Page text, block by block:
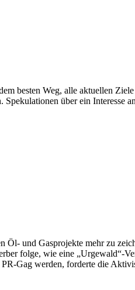
besten Weg, alle aktuellen
über ein
und Gasprojekte mehr zu
folge, wie eine „Urgewald“-
Gag werden, forderte die